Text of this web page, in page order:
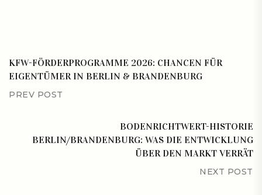
KFW-FÖRDERPROGRAMME 2026: CHANCEN FÜR
EIGENTÜMER IN BERLIN & BRANDENBURG
PREV POST
BODENRICHTWERT-HISTORIE
BERLIN/BRANDENBURG: WAS DIE ENTWICKLUNG
ÜBER DEN MARKT VERRÄT
NEXT POST